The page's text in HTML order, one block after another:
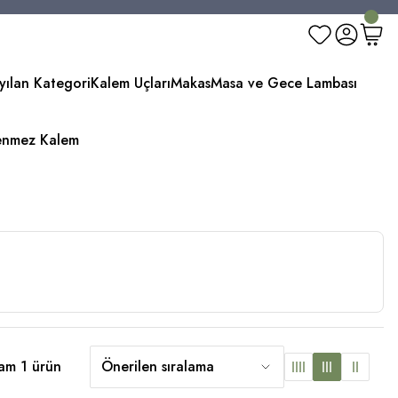
KategoriKalem UçlarıMakasMasa ve Gece Lambası
Kalem
1 ürün